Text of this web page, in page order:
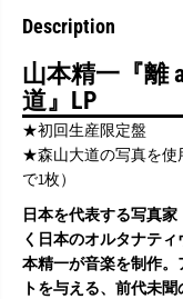
m
r
y
f
森
山
大
道
』
L
P
f
森
山
道
』
L
P
Description
山本精一『離
道』LP
★初回生産限定盤
★森山大道の写真を使
で1枚）
日本を代表する写真
く日本のオルタナテ
本精一が音楽を制作
トを与える、前代未